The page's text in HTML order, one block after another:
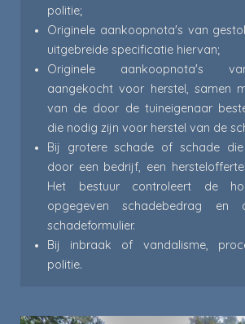
politie;
Originele aankoopnota's van
uitgebreide specificatie hiervan;
Originele aankoopnota's
aangekocht voor herstel, samen
van de door de tuineigenaar
die nodig zijn voor herstel van de
Bij grotere schade of schade
door een bedrijf, een
Het bestuur controleert de
opgegeven schadebedrag en
schadeformulier.
Bij inbraak of vandalisme,
politie.